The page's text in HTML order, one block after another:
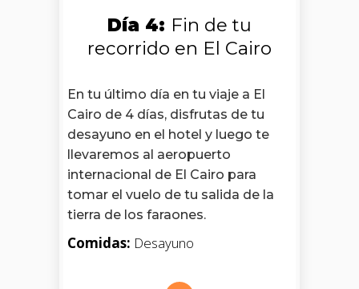
Día 4: Fin de tu
recorrido en El Cairo
En tu último día en tu viaje a El
Cairo de 4 días, disfrutas de tu
desayuno en el hotel y luego te
llevaremos al aeropuerto
internacional de El Cairo para
tomar el vuelo de tu salida de la
tierra de los faraones.
Comidas: Desayuno